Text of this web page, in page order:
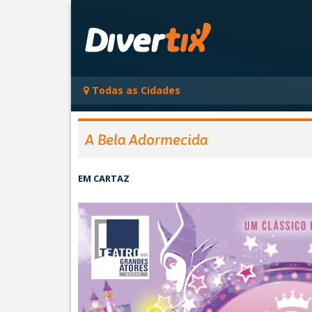
Todas as Cidades
A Bela Adormecida
EM CARTAZ